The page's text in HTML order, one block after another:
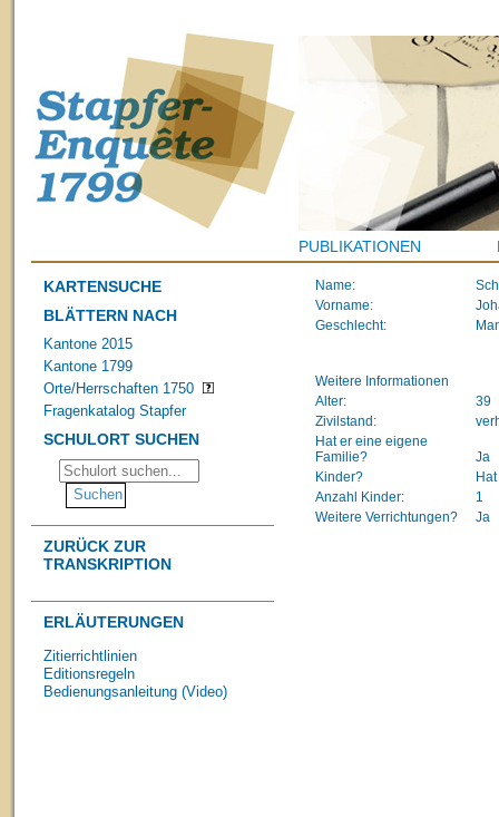
PUBLIKATIONEN
KARTENSUCHE
BLÄTTERN NACH
Kantone 2015
Kantone 1799
Orte/Herrschaften 1750
Fragenkatalog Stapfer
SCHULORT SUCHEN
ZURÜCK ZUR
TRANSKRIPTION
ERLÄUTERUNGEN
Zitierrichtlinien
Editionsregeln
Bedienungsanleitung (Video)
Name:
Vorname:
Geschlecht:
Weitere Informationen
Alter:
39
Zivilstand:
Hat er eine eigene
Familie?
Ja
Kinder?
Anzahl Kinder:
1
Weitere Verrichtungen?
Ja